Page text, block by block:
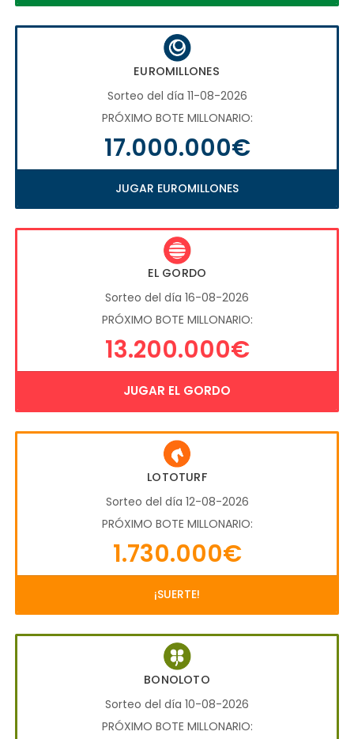
EUROMILLONES
Sorteo del día 11-08-2026
PRÓXIMO BOTE MILLONARIO:
17.000.000€
JUGAR EUROMILLONES
EL GORDO
Sorteo del día 16-08-2026
PRÓXIMO BOTE MILLONARIO:
13.200.000€
JUGAR EL GORDO
LOTOTURF
Sorteo del día 12-08-2026
PRÓXIMO BOTE MILLONARIO:
1.730.000€
¡SUERTE!
BONOLOTO
Sorteo del día 10-08-2026
PRÓXIMO BOTE MILLONARIO: